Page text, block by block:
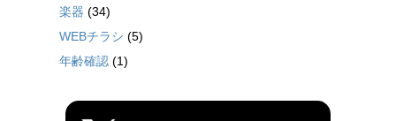
楽器 (34)
WEBチラシ (5)
年齢確認 (1)